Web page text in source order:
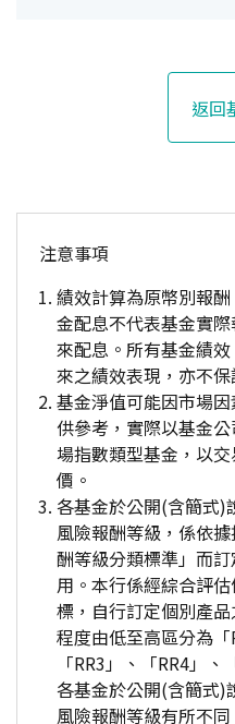
返回
注意事項
績效計算為原幣別報
金配息不代表基金實
來配息。所有基金績
來之績效表現，亦不
基金淨值可能因市場
供參考，實際以基金
場指數類型基金，以
價。
各基金於公開(含簡式)
風險報酬等級，係依
酬等級分類標準」而
用。本行係經綜合評
標，自行訂定個別產
程度由低至高區分為「
「RR3」、「RR4」
各基金於公開(含簡式)
風險報酬等級有所不